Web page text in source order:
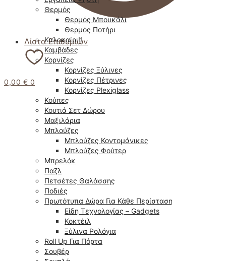
Λίστα Επιθυμιών
0,00 € 0
Θερμός
Θερμός Μπουκάλι
Θερμός Ποτήρι
Καλοκαίρι!!
Καμβάδες
Κορνίζες
Κορνίζες Ξύλινες
Κορνίζες Πέτρινες
Κορνίζες Plexiglass
Κούπες
Κουτιά Σετ Δώρου
Μαξιλάρια
Μπλούζες
Μπλούζες Κοντομάνικες
Μπλούζες Φούτερ
Μπρελόκ
Παζλ
Πετσέτες Θαλάσσης
Ποδιές
Πρωτότυπα Δώρα Για Κάθε Περίσταση
Είδη Τεχνολογίας – Gadgets
Κοκτέιλ
Ξύλινα Ρολόγια
Roll Up Για Πόρτα
Σουβέρ